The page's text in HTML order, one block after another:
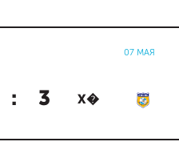
07 МАЯ
: 3 Х�